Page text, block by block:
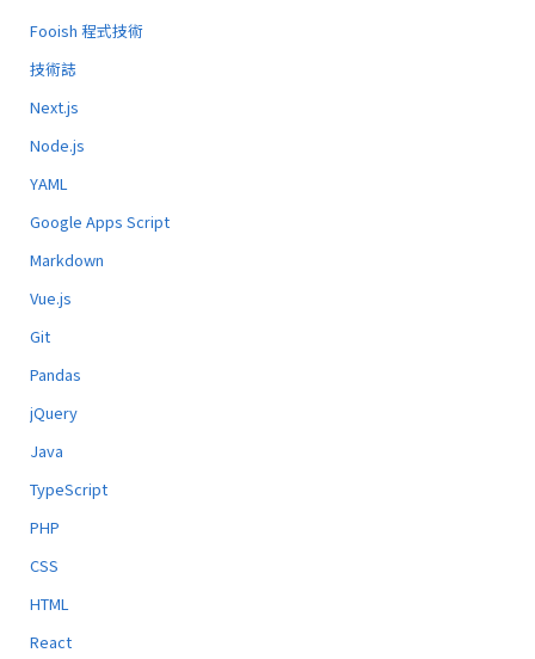
Fooish 程式技術
技術誌
Next.js
Node.js
YAML
Google Apps Script
Markdown
Vue.js
Git
Pandas
jQuery
Java
TypeScript
PHP
CSS
HTML
React